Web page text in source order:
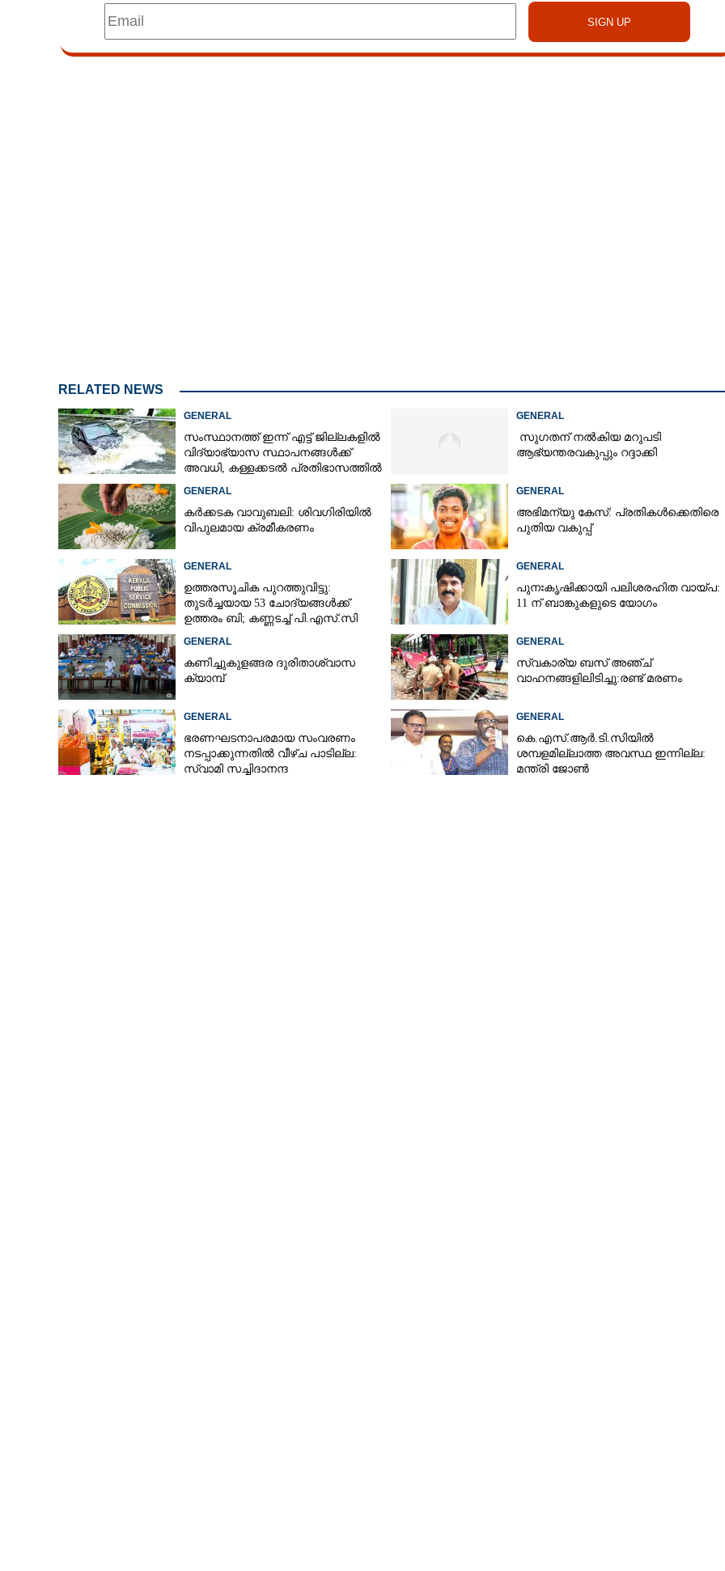
RELATED NEWS
GENERAL
സംസ്ഥാനത്ത് ഇന്ന് എട്ട് ജില്ലകളിൽ
വിദ്യാഭ്യാസ സ്ഥാപനങ്ങൾക്ക്
അവധി, കള്ളക്കടൽ പ്രതിഭാസത്തിൽ
GENERAL
സുഗതന് നൽകിയ മറുപടി
ആഭ്യന്തരവകുപ്പും റദ്ദാക്കി
GENERAL
കർക്കടക വാവുബലി: ശിവഗിരിയിൽ
വിപുലമായ ക്രമീകരണം
GENERAL
അഭിമന്യു കേസ്: പ്രതികൾക്കെതിരെ
പുതിയ വകുപ്പ്
GENERAL
ഉത്തരസൂചിക പുറത്തുവിട്ടു:
തുടർച്ചയായ 53 ചോദ്യങ്ങൾക്ക്
ഉത്തരം ബി; കണ്ണടച്ച് പി.എസ്.സി
GENERAL
പുനഃകൃഷിക്കായി പലിശരഹിത വായ്പ:
11 ന് ബാങ്കുകളുടെ യോഗം
GENERAL
കണിച്ചുകുളങ്ങര ദുരിതാശ്വാസ
ക്യാമ്പ്
GENERAL
സ്വകാര്യ ബസ് അഞ്ച്
വാഹനങ്ങളിലിടിച്ചു:രണ്ട് മരണം
GENERAL
ഭരണഘടനാപരമായ സംവരണം
നടപ്പാക്കുന്നതിൽ വീഴ്ച പാടില്ല:
സ്വാമി സച്ചിദാനന്ദ
GENERAL
കെ.എസ്.ആർ.ടി.സിയിൽ
ശമ്പളമില്ലാത്ത അവസ്ഥ ഇന്നില്ല:
മന്ത്രി ജോൺ
ടിനി ടോമിനെതിരായ പരാതി; അൻസിബ
ഹാജരാകണം
Share this link